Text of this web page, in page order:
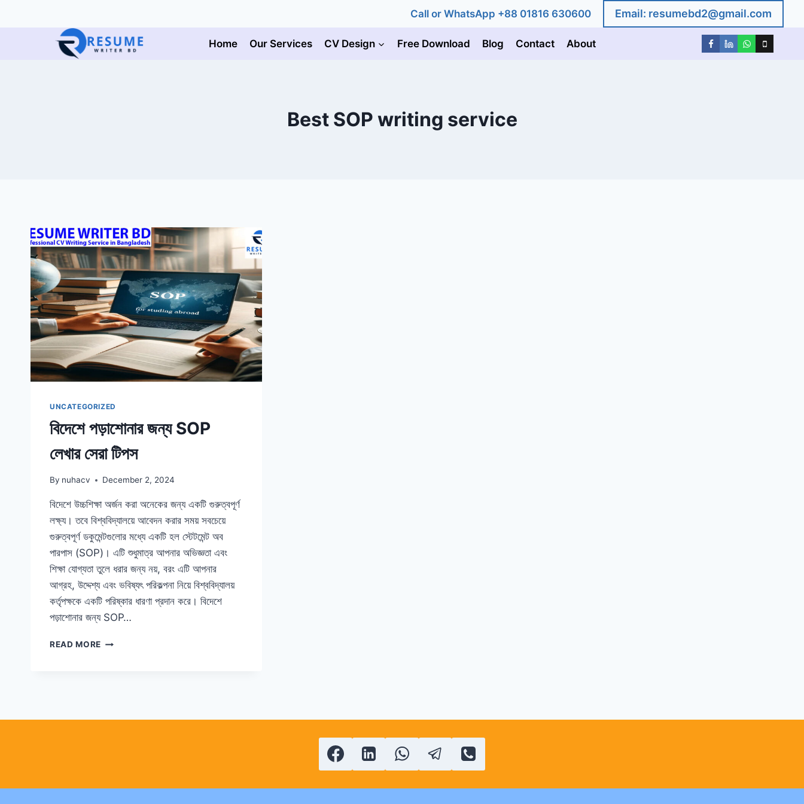
Call or WhatsApp +88 01816 630600 Email: resumebd2@gmail.com
Home Our Services CV Design Free Download Blog Contact About
Best SOP writing service
UNCATEGORIZED
বিদেশে পড়াশোনার জন্য SOP
লেখার সেরা টিপস
By nuhacv December 2, 2024
বিদেশে উচ্চশিক্ষা অর্জন করা অনেকের জন্য একটি গুরুত্বপূর্ণ
লক্ষ্য। তবে বিশ্ববিদ্যালয়ে আবেদন করার সময় সবচেয়ে
গুরুত্বপূর্ণ ডকুমেন্টগুলোর মধ্যে একটি হল স্টেটমেন্ট অব
পারপাস (SOP)। এটি শুধুমাত্র আপনার অভিজ্ঞতা এবং
শিক্ষা যোগ্যতা তুলে ধরার জন্য নয়, বরং এটি আপনার
আগ্রহ, উদ্দেশ্য এবং ভবিষ্যৎ পরিকল্পনা নিয়ে বিশ্ববিদ্যালয়
কর্তৃপক্ষকে একটি পরিষ্কার ধারণা প্রদান করে। বিদেশে
পড়াশোনার জন্য SOP…
READ MORE বিদেশে